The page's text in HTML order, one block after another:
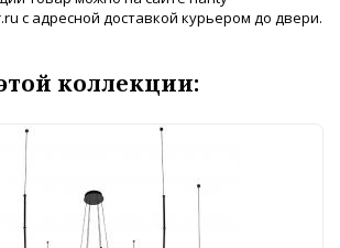
с адресной доставкой курьером до двери.
коллекции: